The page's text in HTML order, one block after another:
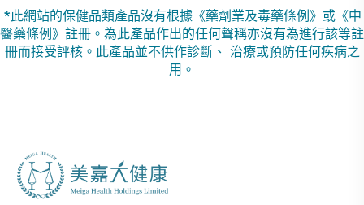
*此網站的保健品類產品沒有根據《藥劑業及毒藥條例》或《中
醫藥條例》註冊。為此產品作出的任何聲稱亦沒有為進行該等註
冊而接受評核。此產品並不供作診斷、 治療或預防任何疾病之
用。